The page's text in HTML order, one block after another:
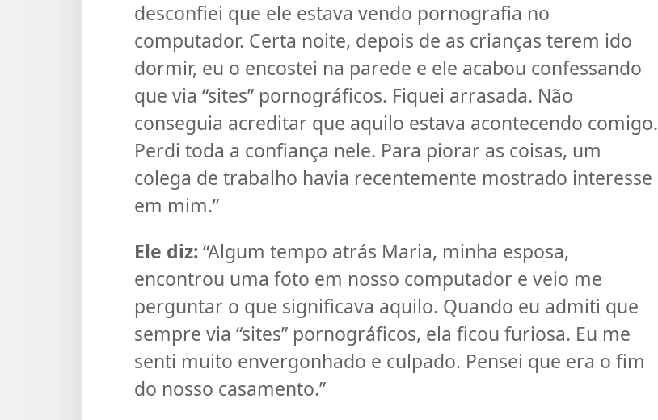
desconfiei que ele estava vendo pornografia no
computador. Certa noite, depois de as crianças terem ido
dormir, eu o encostei na parede e ele acabou confessando
que via “sites” pornográficos. Fiquei arrasada. Não
conseguia acreditar que aquilo estava acontecendo comigo.
Perdi toda a confiança nele. Para piorar as coisas, um
colega de trabalho havia recentemente mostrado interesse
em mim.”
Ele diz: “Algum tempo atrás Maria, minha esposa,
encontrou uma foto em nosso computador e veio me
perguntar o que significava aquilo. Quando eu admiti que
sempre via “sites” pornográficos, ela ficou furiosa. Eu me
senti muito envergonhado e culpado. Pensei que era o fim
do nosso casamento.”